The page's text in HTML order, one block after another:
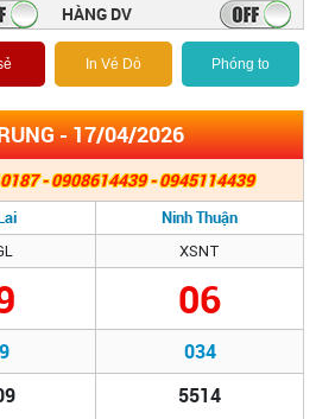
HÀNG DV
In Vé Dò Phóng to
- 17/04/2026
- 0908614439 - 0945114439
Ninh Thuận
XSNT
06
034
5514